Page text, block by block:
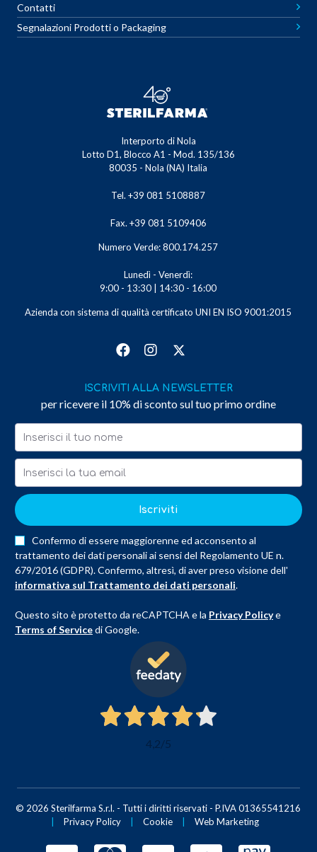
Contatti
Segnalazioni Prodotti o Packaging
Interporto di Nola
Lotto D1, Blocco A1 - Mod. 135/136
80035 - Nola (NA) Italia
Tel. +39 081 5108887
Fax. +39 081 5109406
Numero Verde: 800.174.257
Lunedì - Venerdì:
9:00 - 13:30 | 14:30 - 16:00
Azienda con sistema di qualità certificato UNI EN ISO 9001:2015
ISCRIVITI ALLA NEWSLETTER
per ricevere il 10% di sconto sul tuo primo ordine
Iscriviti
Confermo di essere maggiorenne ed acconsento al
trattamento dei dati personali ai sensi del Regolamento UE n.
679/2016 (GDPR). Confermo, altresì, di aver preso visione dell'
informativa sul Trattamento dei dati personali.
Questo sito è protetto da reCAPTCHA e la Privacy Policye
Terms of Servicedi Google.
4,2/5
© 2026 Sterilfarma S.r.l. - Tutti i diritti riservati - P.IVA 01365541216
Privacy Policy Cookie Web Marketing